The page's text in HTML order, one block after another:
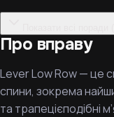
Про вправу
Lever Low Row — це
спини, зокрема
та трапецієподібні